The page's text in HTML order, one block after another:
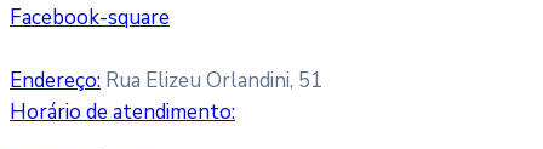
Facebook-square
Endereço: Rua Elizeu Orlandini, 51
Horário de atendimento: